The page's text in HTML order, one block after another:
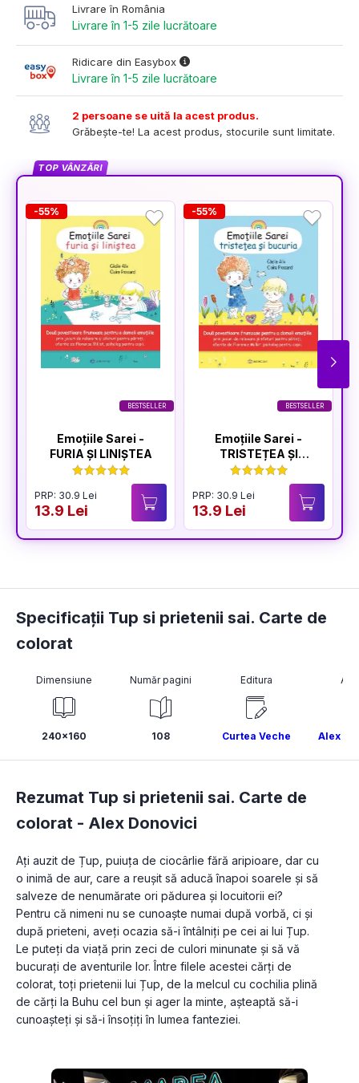
Livrare în România
Livrare în 1-5 zile lucrătoare
Ridicare din Easybox
Livrare în 1-5 zile lucrătoare
2 persoane se uită la acest produs.
Grăbește-te! La acest produs, stocurile sunt limitate.
TOP VÂNZĂRI
BESTSELLER
-55%
Emoțiile Sarei -
FURIA ȘI LINIȘTEA
PRP: 30.9 Lei
13.9 Lei
BESTSELLER
-55%
Emoțiile Sarei -
TRISTEȚEA ȘI
BUCURIA
PRP: 30.9 Lei
13.9 Lei
Specificații Tup si prietenii sai. Carte de
colorat
Dimensiune
240x160
Număr pagini
108
Editura
Curtea Veche Alex
Rezumat Tup si prietenii sai. Carte de
colorat - Alex Donovici
Ați auzit de Țup, puiuța de ciocârlie fără aripioare, dar cu
o inimă de aur, care a reușit să aducă înapoi soarele și să
salveze de nenumărate ori pădurea și locuitorii ei?
Pentru că nimeni nu se cunoaște numai după vorbă, ci și
după prieteni, aveți ocazia să-i întâlniți pe cei ai lui Țup.
Le puteți da viață prin zeci de culori minunate și să vă
bucurați de aventurile lor. Între filele acestei cărți de
colorat, toți prietenii lui Țup, de la melcul cu cochilia plină
de cărți la Buhu cel bun și ager la minte, așteaptă să-i
cunoașteți și să-i însoțiți în lumea fanteziei.